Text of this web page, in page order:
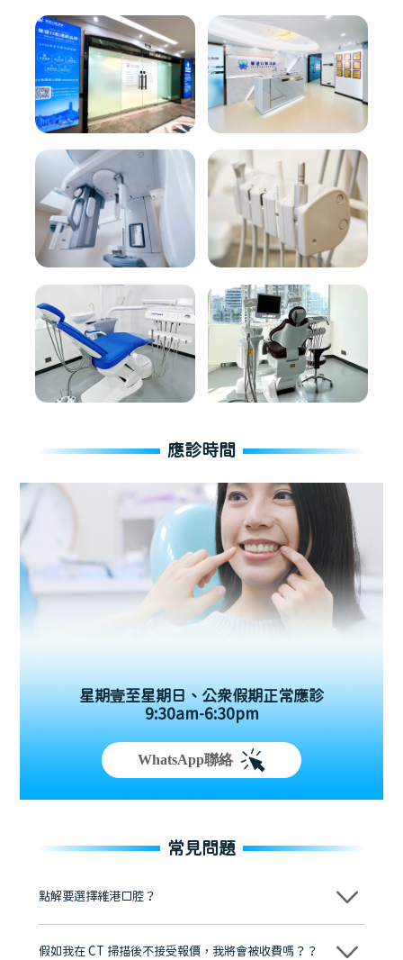
應診時間
星期壹至星期日、公眾假期正常應診
9:30am-6:30pm
WhatsApp聯絡
常見問題
點解要選擇維港口腔？
維港口腔踐行「醫道濟世」的大學校訓，各分院匯聚來自香港、內地的
牌」、「2025香港企業領袖品牌」，是諾貝爾種植系統全球放心植牙中
假如我在 CT 掃描後不接受報價，我將會被收費嗎？？